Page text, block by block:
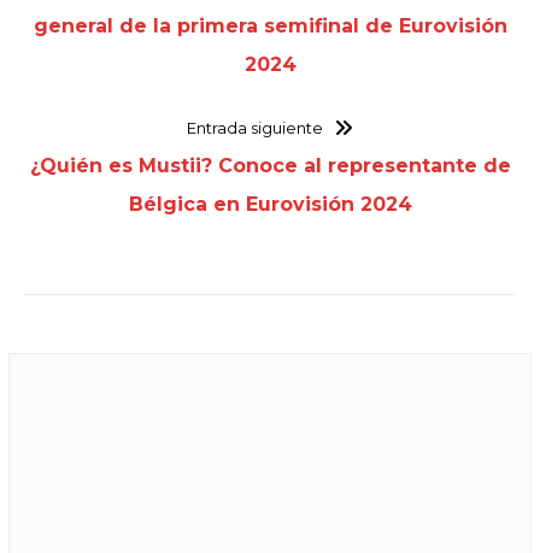
general de la primera semifinal de Eurovisión
2024
Entrada siguiente
¿Quién es Mustii? Conoce al representante de
Bélgica en Eurovisión 2024